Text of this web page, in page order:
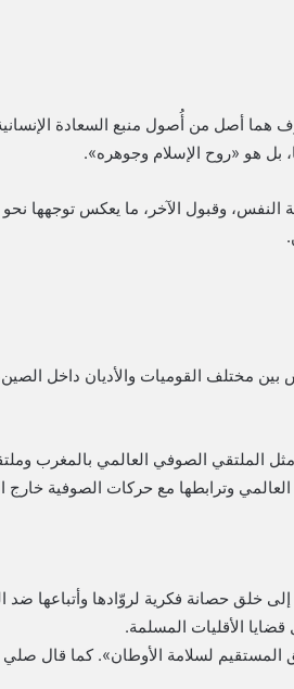
هما أصل من أُصول منبع السعادة
بل هو «روح الإسلام وجوهره».
النفس، وقبول الآخر، ما يعكس توجهها
مختلف القوميات والأديان داخل
الملتقي الصوفي العالمي بالمغرب
وترابطها مع حركات الصوفية خارج
خلق حصانة فكرية لروّادها وأتباعها ضد
الأقليات المسلمة.
لسلامة الأوطان». كما قال